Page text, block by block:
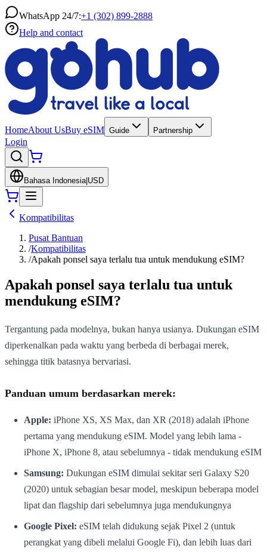
WhatsApp 24/7:+1 (302) 899-2888
Help and contact
HomeAbout UsBuy eSIM Guide Partnership
Login
Bahasa Indonesia| USD
Kompatibilitas
Pusat Bantuan
/Kompatibilitas
/Apakah ponsel saya terlalu tua untuk mendukung eSIM?
Apakah ponsel saya terlalu tua untuk
mendukung eSIM?
Tergantung pada modelnya, bukan hanya usianya. Dukungan eSIM
diperkenalkan pada waktu yang berbeda di berbagai merek,
sehingga titik batasnya bervariasi.
Panduan umum berdasarkan merek:
Apple: iPhone XS, XS Max, dan XR (2018) adalah iPhone
pertama yang mendukung eSIM. Model yang lebih lama -
iPhone X, iPhone 8, atau sebelumnya - tidak mendukung eSIM
Samsung: Dukungan eSIM dimulai sekitar seri Galaxy S20
(2020) untuk sebagian besar model, meskipun beberapa model
lipat dan flagship dari sebelumnya juga mendukungnya
Google Pixel: eSIM telah didukung sejak Pixel 2 (untuk
perangkat yang dibeli melalui Google Fi), dan lebih luas dari